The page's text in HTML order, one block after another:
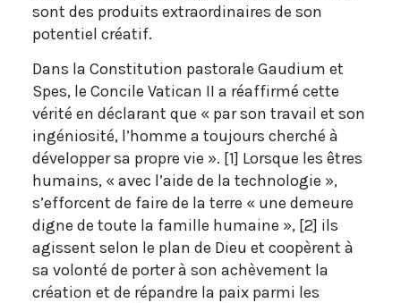
sont des produits extraordinaires de son
potentiel créatif.
Dans la Constitution pastorale Gaudium et
Spes, le Concile Vatican II a réaffirmé cette
vérité en déclarant que « par son travail et son
ingéniosité, l’homme a toujours cherché à
développer sa propre vie ». [1] Lorsque les êtres
humains, « avec l’aide de la technologie »,
s’efforcent de faire de la terre « une demeure
digne de toute la famille humaine », [2] ils
agissent selon le plan de Dieu et coopèrent à
sa volonté de porter à son achèvement la
création et de répandre la paix parmi les